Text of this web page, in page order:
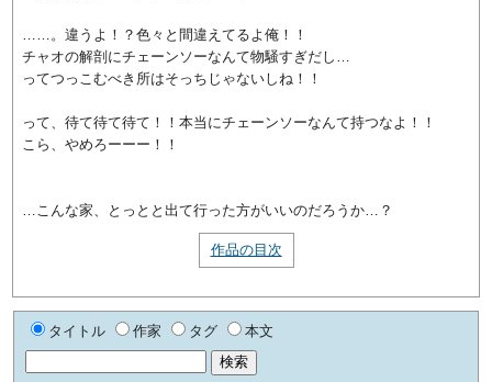
……。違うよ！？色々と間違えてるよ俺！！
チャオの解剖にチェーンソーなんて物騒すぎだし…
ってつっこむべき所はそっちじゃないしね！！
って、待て待て待て！！本当にチェーンソーなんて持つなよ！！
こら、やめろーーー！！
…こんな家、とっとと出て行った方がいいのだろうか…？
作品の目次
タイトル 作家 タグ 本文